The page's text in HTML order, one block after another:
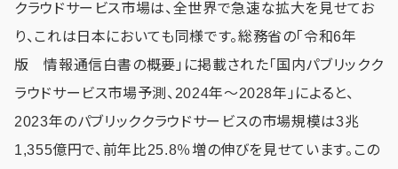
クラウドサービス市場は、全世界で急速な拡大を見せてお
り、これは日本においても同様です。総務省の「令和6年
版 情報通信白書の概要」に掲載された「国内パブリックク
ラウドサービス市場予測、2024年～2028年」によると、
2023年のパブリッククラウドサービスの市場規模は3兆
1,355億円で、前年比25.8％増の伸びを見せています。この